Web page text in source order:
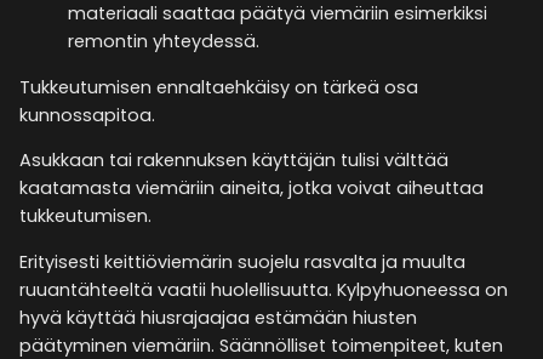
materiaali saattaa päätyä viemäriin esimerkiksi
remontin yhteydessä.
Tukkeutumisen ennaltaehkäisy on tärkeä osa
kunnossapitoa.
Asukkaan tai rakennuksen käyttäjän tulisi välttää
kaatamasta viemäriin aineita, jotka voivat aiheuttaa
tukkeutumisen.
Erityisesti keittiöviemärin suojelu rasvalta ja muulta
ruuantähteeltä vaatii huolellisuutta. Kylpyhuoneessa on
hyvä käyttää hiusrajaajaa estämään hiusten
päätyminen viemäriin. Säännölliset toimenpiteet, kuten